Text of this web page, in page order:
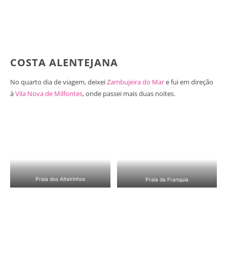
COSTA ALENTEJANA
No quarto dia de viagem, deixeiZambujeira do Mare fui em direção
àVila Nova de Milfontes, onde passei mais duas noites.
Praia dos Alteirinhos Praia da Franquia